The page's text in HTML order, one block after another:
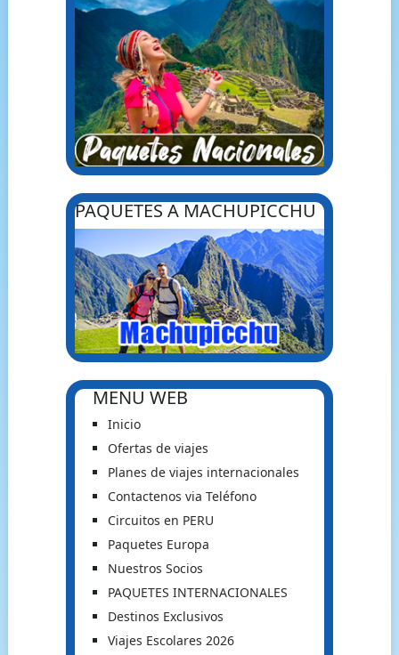
PAQUETES A MACHUPICCHU
MENU WEB
Inicio
Ofertas de viajes
Planes de viajes internacionales
Contactenos via Teléfono
Circuitos en PERU
Paquetes Europa
Nuestros Socios
PAQUETES INTERNACIONALES
Destinos Exclusivos
Viajes Escolares 2026